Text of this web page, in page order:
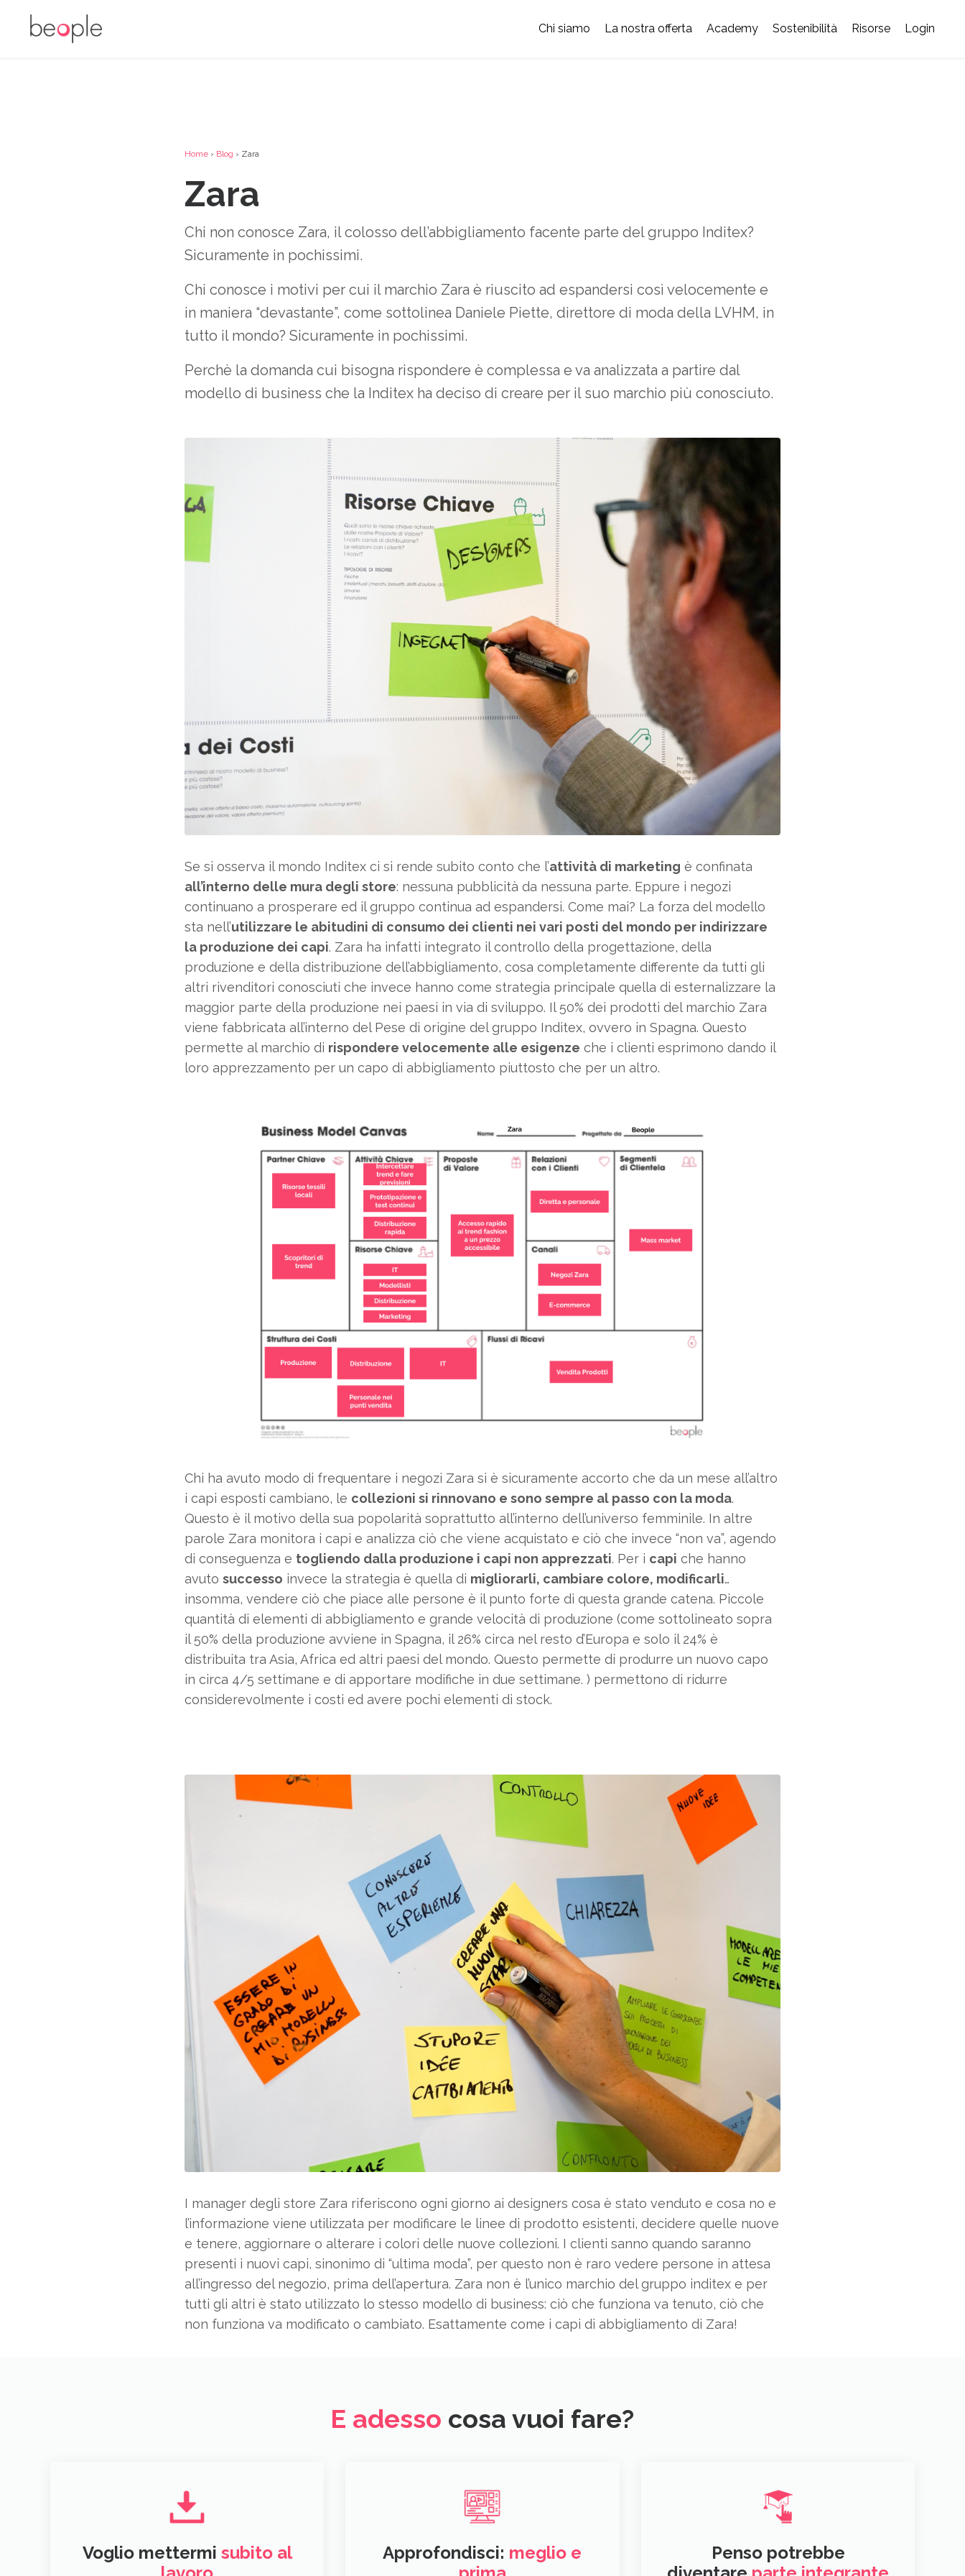
Chi siamo La nostra offerta Academy Sostenibilità Risorse Login
Home › Blog › Zara
Zara
Chi non conosce Zara, il colosso dell’abbigliamento facente parte del gruppo Inditex?
Sicuramente in pochissimi.
Chi conosce i motivi per cui il marchio Zara è riuscito ad espandersi così velocemente e
in maniera “devastante”, come sottolinea Daniele Piette, direttore di moda della LVHM, in
tutto il mondo? Sicuramente in pochissimi.
Perchè la domanda cui bisogna rispondere è complessa e va analizzata a partire dal
modello di business che la Inditex ha deciso di creare per il suo marchio più conosciuto.
Se si osserva il mondo Inditex ci si rende subito conto che l’attività di marketing è confinata
all’interno delle mura degli store: nessuna pubblicità da nessuna parte. Eppure i negozi
continuano a prosperare ed il gruppo continua ad espandersi. Come mai? La forza del modello
sta nell’utilizzare le abitudini di consumo dei clienti nei vari posti del mondo per indirizzare
la produzione dei capi. Zara ha infatti integrato il controllo della progettazione, della
produzione e della distribuzione dell’abbigliamento, cosa completamente differente da tutti gli
altri rivenditori conosciuti che invece hanno come strategia principale quella di esternalizzare la
maggior parte della produzione nei paesi in via di sviluppo. Il 50% dei prodotti del marchio Zara
viene fabbricata all’interno del Pese di origine del gruppo Inditex, ovvero in Spagna. Questo
permette al marchio di rispondere velocemente alle esigenze che i clienti esprimono dando il
loro apprezzamento per un capo di abbigliamento piuttosto che per un altro.
Chi ha avuto modo di frequentare i negozi Zara si è sicuramente accorto che da un mese all’altro
i capi esposti cambiano, le collezioni si rinnovano e sono sempre al passo con la moda.
Questo è il motivo della sua popolarità soprattutto all’interno dell’universo femminile. In altre
parole Zara monitora i capi e analizza ciò che viene acquistato e ciò che invece “non va”, agendo
di conseguenza e togliendo dalla produzione i capi non apprezzati. Per i capi che hanno
avuto successo invece la strategia è quella di migliorarli, cambiare colore, modificarli…
insomma, vendere ciò che piace alle persone è il punto forte di questa grande catena. Piccole
quantità di elementi di abbigliamento e grande velocità di produzione (come sottolineato sopra
il 50% della produzione avviene in Spagna, il 26% circa nel resto d’Europa e solo il 24% è
distribuita tra Asia, Africa ed altri paesi del mondo. Questo permette di produrre un nuovo capo
in circa 4/5 settimane e di apportare modifiche in due settimane. ) permettono di ridurre
considerevolmente i costi ed avere pochi elementi di stock.
I manager degli store Zara riferiscono ogni giorno ai designers cosa è stato venduto e cosa no e
l’informazione viene utilizzata per modificare le linee di prodotto esistenti, decidere quelle nuove
e tenere, aggiornare o alterare i colori delle nuove collezioni. I clienti sanno quando saranno
presenti i nuovi capi, sinonimo di “ultima moda”, per questo non è raro vedere persone in attesa
all’ingresso del negozio, prima dell’apertura. Zara non è l’unico marchio del gruppo inditex e per
tutti gli altri è stato utilizzato lo stesso modello di business: ciò che funziona va tenuto, ciò che
non funziona va modificato o cambiato. Esattamente come i capi di abbigliamento di Zara!
E adesso cosa vuoi fare?
Voglio mettermi subito al
Approfondisci: meglio e
Penso potrebbe